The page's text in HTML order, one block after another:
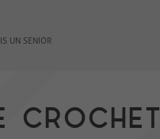
UN SENIOR
CROCHET